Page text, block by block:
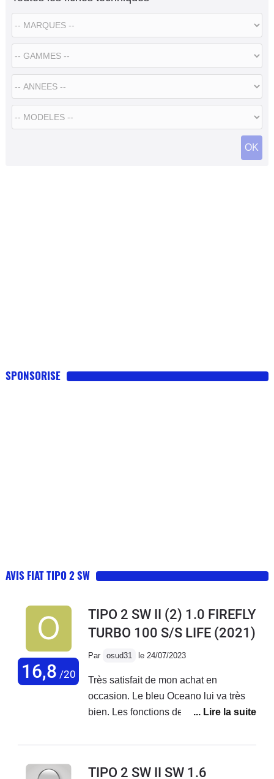
SPONSORISE
AVIS FIAT TIPO 2 SW
16,8 /20
TIPO 2 SW II (2) 1.0 FIREFLY
TURBO 100 S/S LIFE (2021)
Par osud31 le 24/07/2023
Très satisfait de mon achat en
occasion. Le bleu Oceano lui va très
bien. Les fonctions de l'écran sont très
Tomtom, bluetooth, maintien de
panneaux etc... et surtout pas de sous-
TIPO 2 SW II SW 1.6